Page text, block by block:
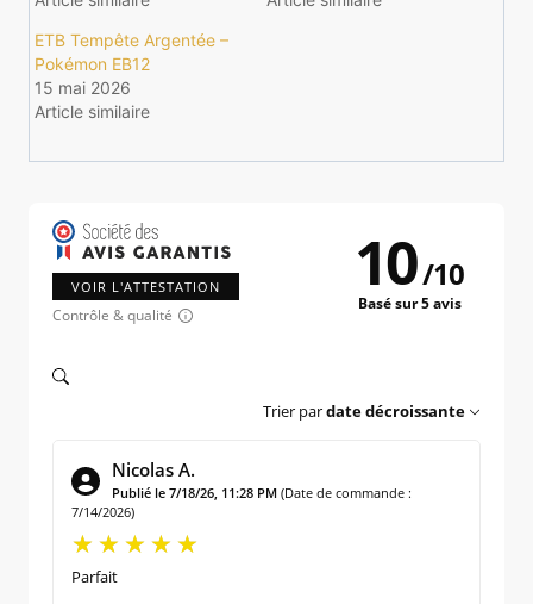
ETB Tempête Argentée –
Pokémon EB12
15 mai 2026
Article similaire
VOIR L'ATTESTATION
Contrôle & qualité
10/10
Basé sur 5 avis
Trier pardate décroissante
Nicolas A.
Publié le 7/18/26, 11:28 PM (Date de commande :
7/14/2026)
Parfait